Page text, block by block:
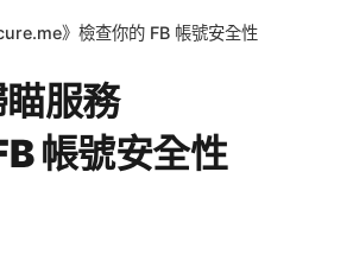
》檢查你的 FB 帳號安全性
服務
帳號安全性